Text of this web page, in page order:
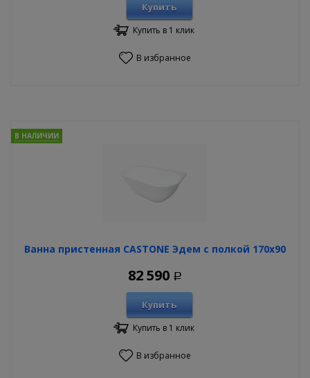
Купить
Купить в 1 клик
В избранное
Ванна пристенная CASTONE Эдем с полкой 170х90
В НАЛИЧИИ
82 590 Р
Купить
Купить в 1 клик
В избранное